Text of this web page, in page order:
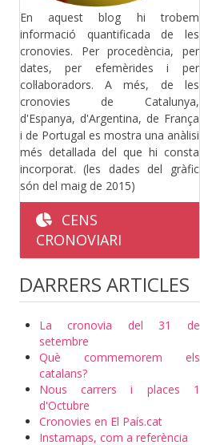
En aquest blog hi trobem
informació quantificada de les
cronovies. Per procedència, per
dates, per efemèrides i per
col·laboradors. A més, de les
cronovies de Catalunya,
d'Espanya, d'Argentina, de França
i de Portugal es mostra una anàlisi
més detallada del que hi consta
incorporat. (les dades del gràfic
són del maig de 2015)
CENS
CRONOVIARI
DARRERS ARTICLES
La cronovia del 31 de
setembre
Què commemorem els
catalans?
Nous carrers i places 1
d'Octubre
Cronovies en El País.cat
Instamaps, com a referència